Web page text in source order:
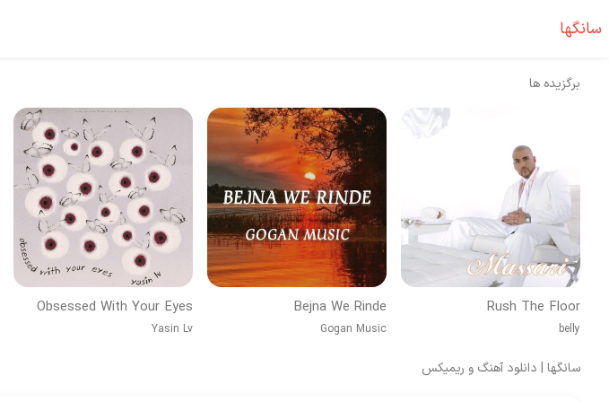
سانگها
برگزیده ها
Rush The Floor
belly
Bejna We Rinde
Gogan Music
Obsessed With Your Eyes
Yasin Lv
سانگها | دانلود آهنگ و ریمیکس